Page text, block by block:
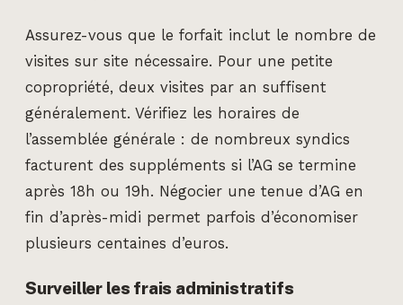
Assurez-vous que le forfait inclut le nombre de
visites sur site nécessaire. Pour une petite
copropriété, deux visites par an suffisent
généralement. Vérifiez les horaires de
l’assemblée générale : de nombreux syndics
facturent des suppléments si l’AG se termine
après 18h ou 19h. Négocier une tenue d’AG en
fin d’après-midi permet parfois d’économiser
plusieurs centaines d’euros.
Surveiller les frais administratifs